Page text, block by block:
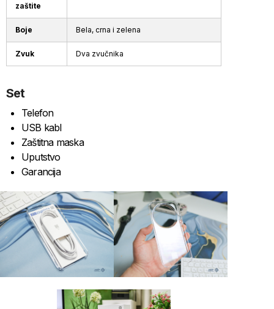
zaštite
Boje Bela, crna i zelena
Zvuk Dva zvučnika
Set
Telefon
USB kabl
Zaštitna maska
Uputstvo
Garancija